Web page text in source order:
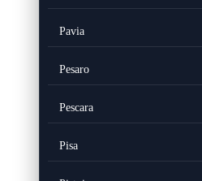
Pavia
Pesaro
Pescara
Pisa